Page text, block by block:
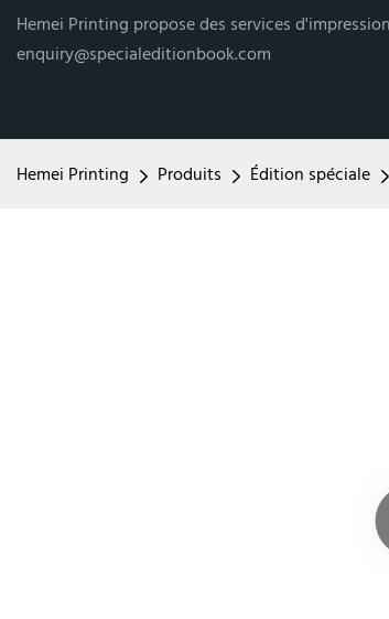
Hemei Printing propose des services
enquiry@specialeditionbook.com
Hemei Printing Produits Édition spéciale